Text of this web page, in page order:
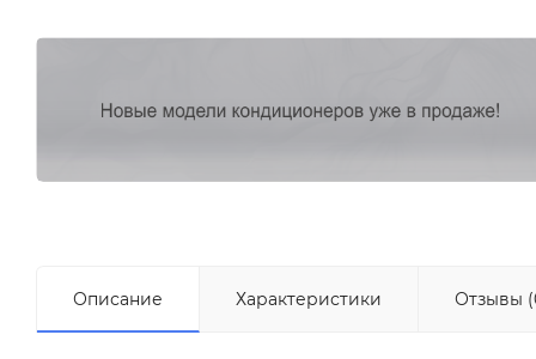
Описание Характеристики Отзывы